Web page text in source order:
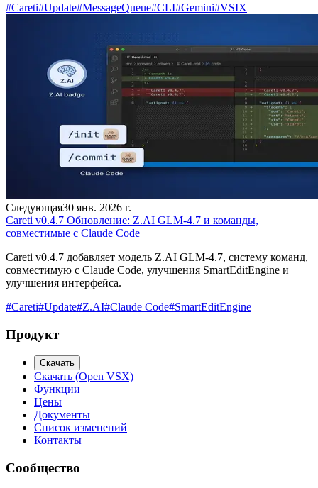
#Careti#Update#MessageQueue#CLI#Gemini#VSIX
Следующая30 янв. 2026 г.
Careti v0.4.7 Обновление: Z.AI GLM-4.7 и команды,
совместимые с Claude Code
Careti v0.4.7 добавляет модель Z.AI GLM-4.7, систему команд,
совместимую с Claude Code, улучшения SmartEditEngine и
улучшения интерфейса.
#Careti#Update#Z.AI#Claude Code#SmartEditEngine
Продукт
Скачать
Скачать (Open VSX)
Функции
Цены
Документы
Список изменений
Контакты
Сообщество